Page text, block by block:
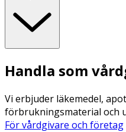
Handla som
Vi erbjuder läkemedel,
förbrukningsmaterial och
För vårdgivare och företag